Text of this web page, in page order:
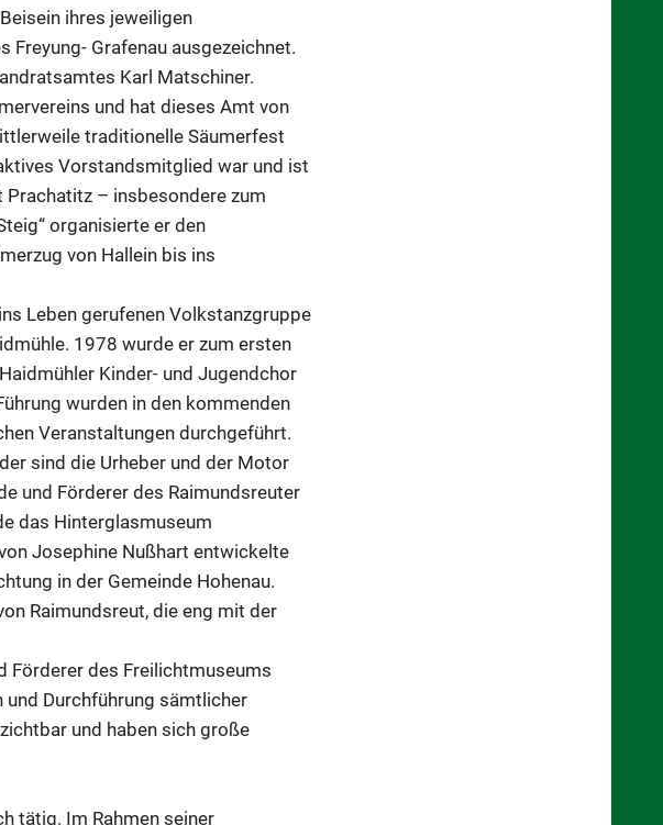
ihres jeweiligen
Grafenau ausgezeichnet.
Karl Matschiner.
und hat dieses Amt von
traditionelle Säumerfest
Vorstandsmitglied war und ist
– insbesondere zum
organisierte er den
von Hallein bis ins
Leben gerufenen Volkstanzgruppe
1978 wurde er zum ersten
Kinder- und Jugendchor
wurden in den kommenden
Veranstaltungen durchgeführt.
sind die Urheber und der Motor
und Förderer des Raimundsreuter
das Hinterglasmuseum
Josephine Nußhart entwickelte
in der Gemeinde Hohenau.
Raimundsreut, die eng mit der
Förderer des Freilichtmuseums
und Durchführung sämtlicher
und haben sich große
tätig. Im Rahmen seiner